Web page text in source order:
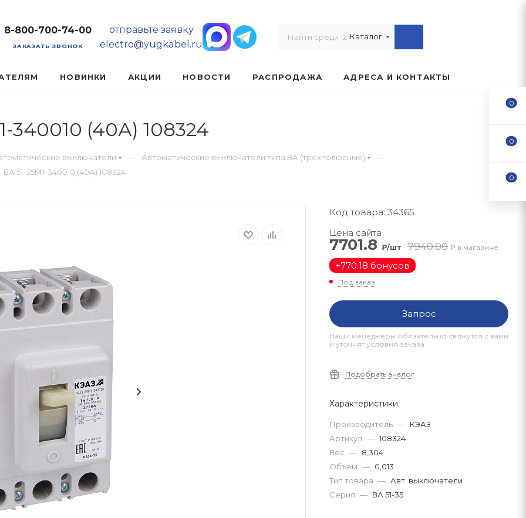
8-800-700-74-00
ЗАКАЗАТЬ ЗВОНОК
отправьте заявку
electro@yugkabel.ru
Каталог
НОВИНКИ АКЦИИ НОВОСТИ РАСПРОДАЖА АДРЕСА И КОНТАКТЫ
340010 (40А) 108324
выключатели — Автоматические выключатели типа ВА (трехполюсные) —
51-35М1-340010 (40А) 108324
Код товара: 34365
Цена сайта
7701.8 ₽/шт 7940.00 ₽ в магазине
+770.18 бонусов
Под заказ
Запрос
Наши менеджеры обязательно свяжутся с вами
и уточнят условия заказа
Подобрать аналог
Характеристики
Производитель — КЭАЗ
Артикул — 108324
Вес — 8,304
Объем — 0,013
Тип товара — Авт. выключатели
Серия — ВА 51-35
0
0
0